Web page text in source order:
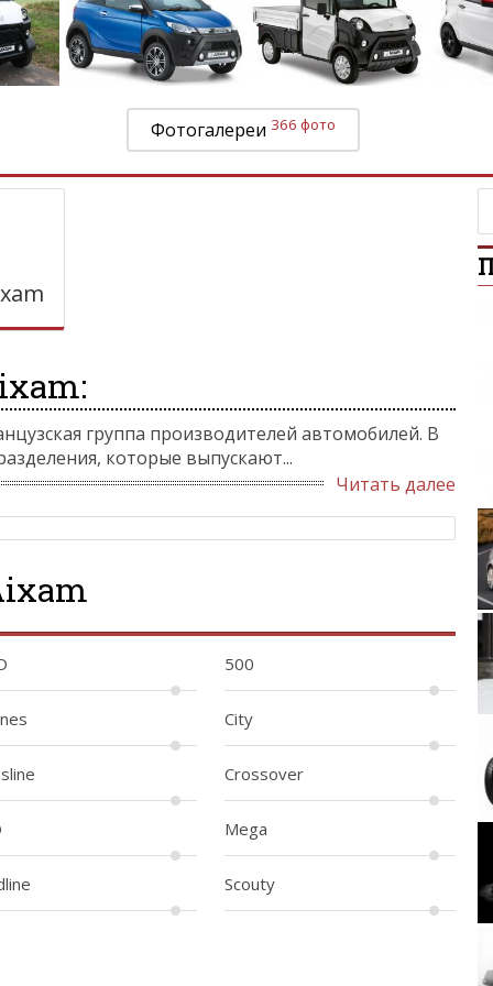
Фотогалереи 366 фото
группа производителей автомобилей. В
которые выпускают...
Читать далее
500
City
Crossover
Mega
Scouty